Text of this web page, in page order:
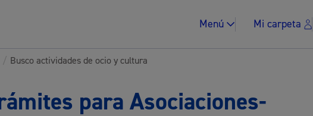
Menú Mi carpeta
/ Busco actividades de ocio y cultura
para Asociaciones-